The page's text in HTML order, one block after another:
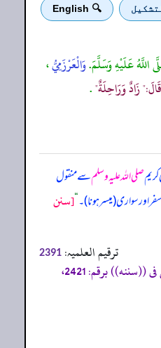
🔍 English
اللَّهُ عَلَيْهِ وَسَلَّمَ.وَالْعَرْزَمِيُّ،
.
صلی اللہ علیہ وسلمسے منقول
اور سواری (میسر ہونا)۔“[سنن
ترقیم العلمیہ: 2391
«إسناده ضعيف، وأخرجه الترمذي فى ((جامعه)) برقم: 813، 2998، وابن ماجه فى ((سننه)) برقم: 2896، والبيهقي فى((سننه الكبير)) برقم: 8715، 8729، 9202، 10242، والدارقطني فى ((سننه)) برقم: 2421،